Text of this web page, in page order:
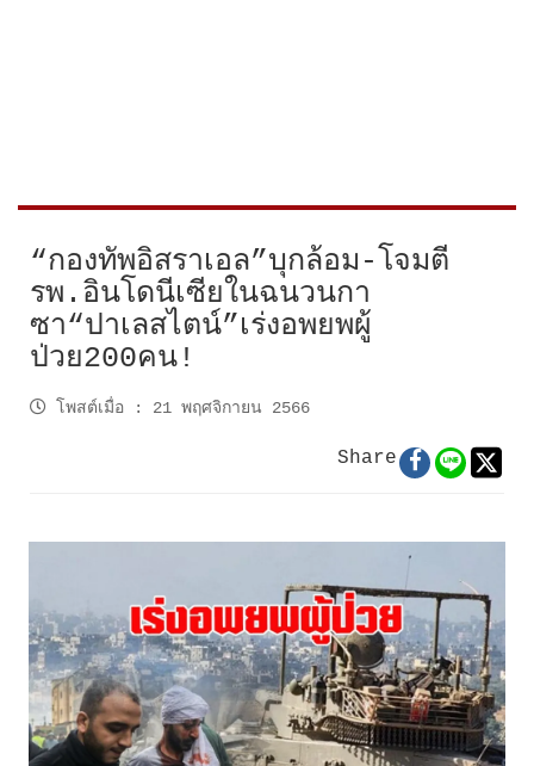
“กองทัพอิสราเอล”บุกล้อม-โจมตี
รพ.อินโดนีเซียในฉนวนกา
ซา“ปาเลสไตน์”เร่งอพยพผู้
ป่วย200คน!
โพสต์เมื่อ : 21 พฤศจิกายน 2566
Share